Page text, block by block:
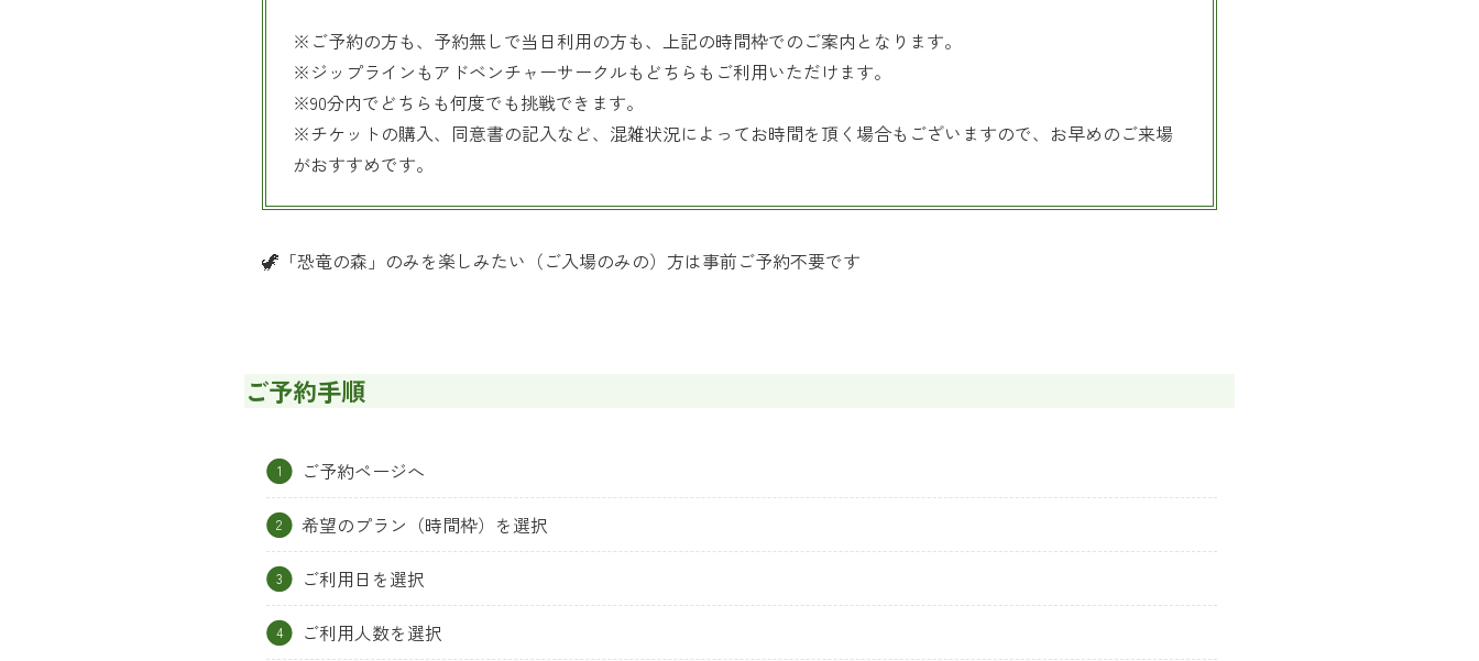
※ご予約の方も、予約無しで当日利用の方も、上記の時間枠でのご案内となります。
※ジップラインもアドベンチャーサークルもどちらもご利用いただけます。
※90分内でどちらも何度でも挑戦できます。
※チケットの購入、同意書の記入など、混雑状況によってお時間を頂く場合もございますので、お早めのご来場
がおすすめです。
🦖「恐竜の森」のみを楽しみたい（ご入場のみの）方は事前ご予約不要です
ご予約手順
ご予約ページへ
希望のプラン（時間枠）を選択
ご利用日を選択
ご利用人数を選択